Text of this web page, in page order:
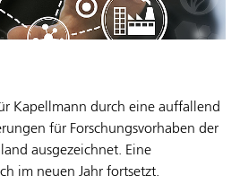
Kapellmann durch eine auffallend
für Forschungsvorhaben der
ausgezeichnet. Eine
im neuen Jahr fortsetzt.